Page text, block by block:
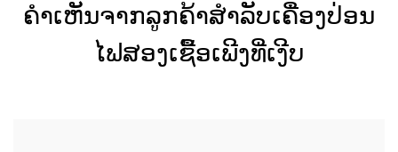
ຄຳເຫັນຈາກລູກຄ້າສຳລັບເຄື່ອງປ່ອນ
ໄຟສອງເຊື້ອເພີງທີ່ເງີບ